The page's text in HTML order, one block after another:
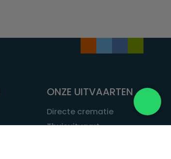
ONZE UITVAARTEN
Directe crematie
Thuisuitvaart